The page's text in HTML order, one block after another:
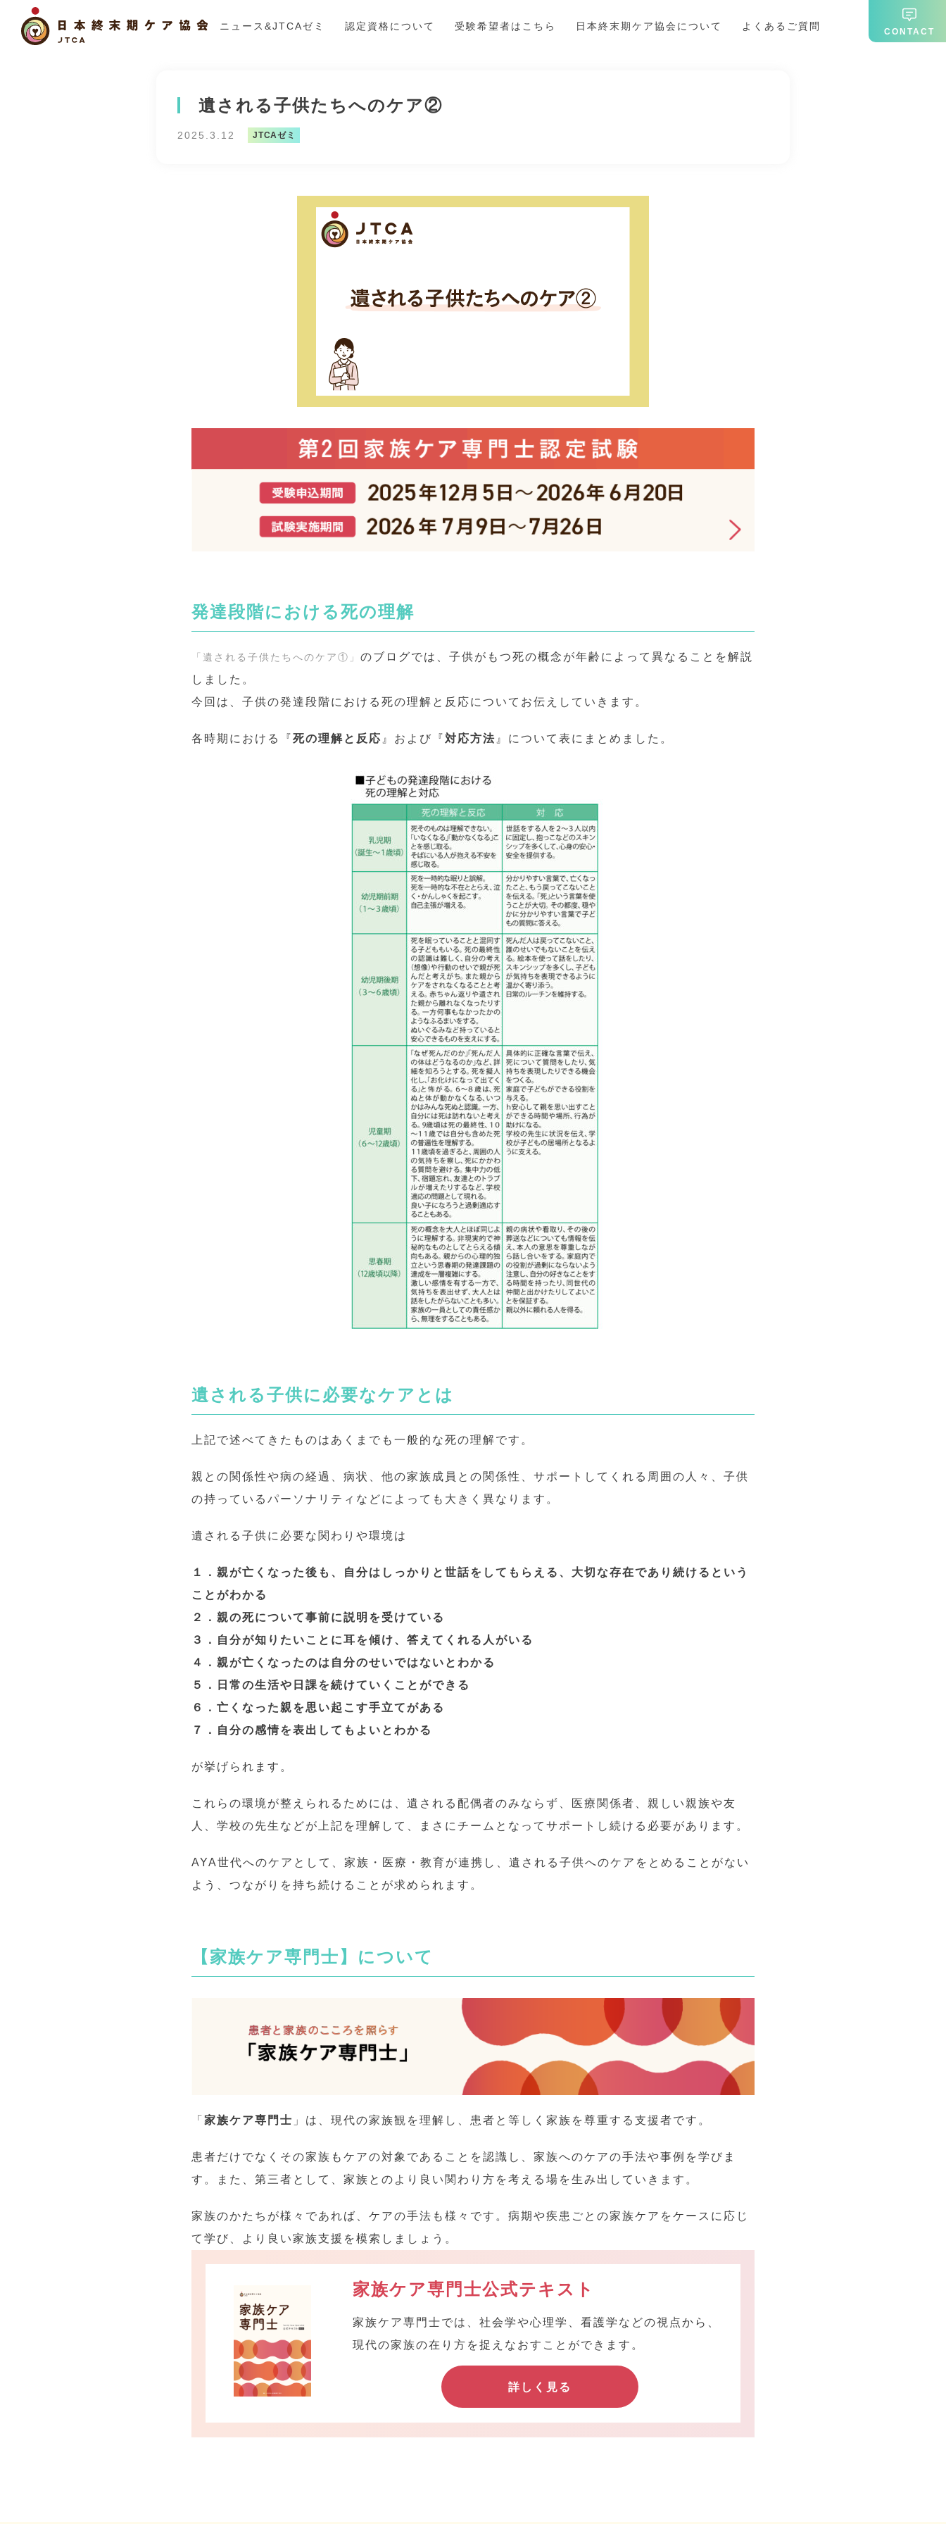
ニュース&JTCAゼミ 認定資格について 受験希望者はこちら 日本終末期ケア協会について よくあるご質問 CONTACT
遺される子供たちへのケア②
2025.3.12 JTCAゼミ
発達段階における死の理解
「遺される子供たちへのケア①」 のブログでは、子供がもつ死の概念が年齢によって異なることを解説
しました。
今回は、子供の発達段階における死の理解と反応についてお伝えしていきます。
各時期における『死の理解と反応 』および『対応方法 』について表にまとめました。
遺される子供に必要なケアとは
上記で述べてきたものはあくまでも一般的な死の理解です。
親との関係性や病の経過、病状、他の家族成員との関係性、サポートしてくれる周囲の人々、子供
の持っているパーソナリティなどによっても大きく異なります。
遺される子供に必要な関わりや環境は
１．親が亡くなった後も、自分はしっかりと世話をしてもらえる、大切な存在であり続けるという
ことがわかる
２．親の死について事前に説明を受けている
３．自分が知りたいことに耳を傾け、答えてくれる人がいる
４．親が亡くなったのは自分のせいではないとわかる
５．日常の生活や日課を続けていくことができる
６．亡くなった親を思い起こす手立てがある
７．自分の感情を表出してもよいとわかる
が挙げられます。
これらの環境が整えられるためには、遺される配偶者のみならず、医療関係者、親しい親族や友
人、学校の先生などが上記を理解して、まさにチームとなってサポートし続ける必要があります。
AYA世代へのケアとして、家族・医療・教育が連携し、遺される子供へのケアをとめることがない
よう、つながりを持ち続けることが求められます。
【家族ケア専門士】について
「 家族ケア専門士 」は、現代の家族観を理解し、患者と等しく家族を尊重する支援者です。
患者だけでなくその家族もケアの対象であることを認識し、家族へのケアの手法や事例を学びま
す。また、第三者として、家族とのより良い関わり方を考える場を生み出していきます。
家族のかたちが様々であれば、ケアの手法も様々です。病期や疾患ごとの家族ケアをケースに応じ
て学び、より良い家族支援を模索しましょう。
家族ケア専門士公式テキスト
家族ケア専門士では、社会学や心理学、看護学などの視点から、
現代の家族の在り方を捉えなおすことができます。
詳しく見る